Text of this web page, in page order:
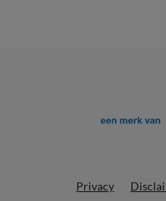
Privacy